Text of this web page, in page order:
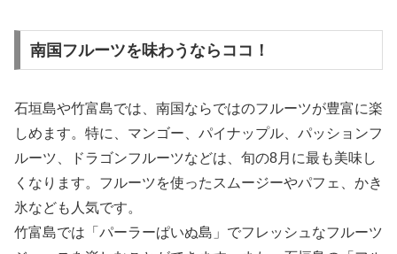
南国フルーツを味わうならココ！
石垣島や竹富島では、南国ならではのフルーツが豊富に楽
しめます。特に、マンゴー、パイナップル、パッションフ
ルーツ、ドラゴンフルーツなどは、旬の8月に最も美味し
くなります。フルーツを使ったスムージーやパフェ、かき
氷なども人気です。
竹富島では「パーラーぱいぬ島」でフレッシュなフルーツ